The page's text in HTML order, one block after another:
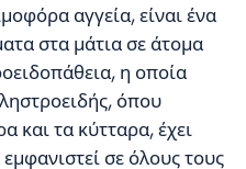
αγγεία, είναι ένα
στα μάτια σε άτομα
η οποία
όπου
και τα κύτταρα, έχει
σε όλους τους